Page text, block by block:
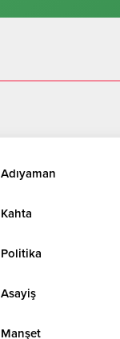
Adıyaman
Kahta
Politika
Asayiş
Manşet